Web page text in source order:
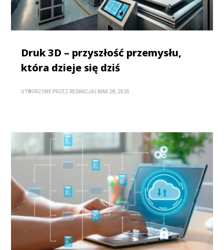
Druk 3D – przyszłość przemysłu,
która dzieje się dziś
UTWORZONE PRZEZ REDAKCJA MAR 28, 2025